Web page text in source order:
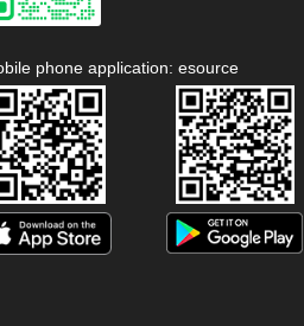
phone application: esource